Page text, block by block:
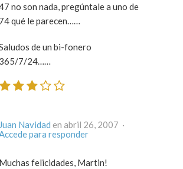
no son nada, pregúntale a uno de
74 qué le parecen……
de un bi-fonero
365/7/24……
Juan Navidad
en abril 26, 2007 ·
para responder
Muchas felicidades, Martin!